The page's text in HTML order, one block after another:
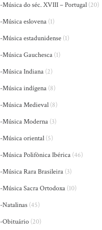
-Música do séc. XVIII – Portugal (20)
-Música eslovena (1)
-Música estadunidense (1)
-Música Gauchesca (1)
-Música Indiana (2)
-Música indígena (8)
-Música Medieval (8)
-Música Moderna (3)
-Música oriental (5)
-Música Polifônica Ibérica (46)
-Música Rara Brasileira (3)
-Música Sacra Ortodoxa (10)
-Natalinas (45)
-Obituário (20)